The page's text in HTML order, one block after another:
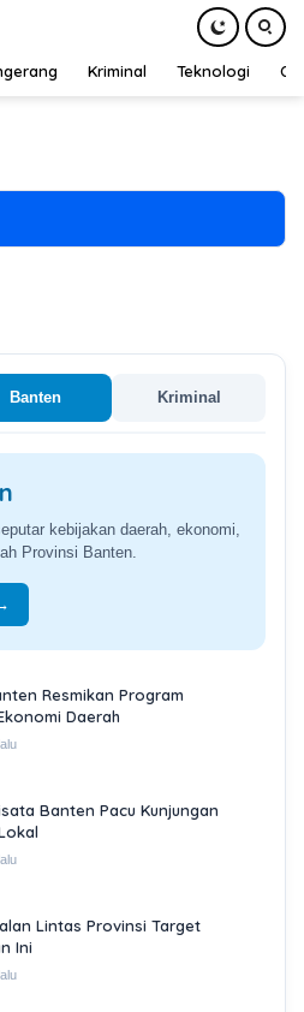
Kriminal Teknologi
5G, Peluang
untuk
Banten Kriminal
kebijakan daerah, ekonomi,
Provinsi Banten.
Resmikan Program
Daerah
Banten Pacu Kunjungan
Lintas Provinsi Target
Ini